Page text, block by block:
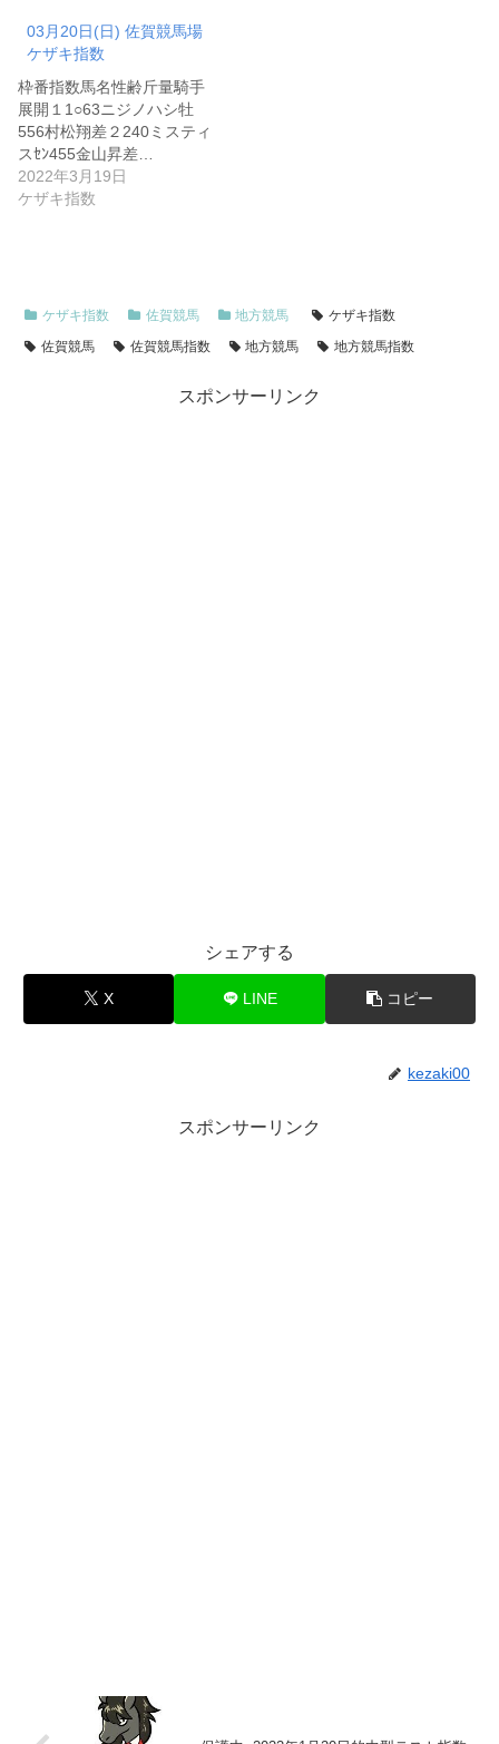
03月20日(日) 佐賀競馬場
ケザキ指数
枠番指数馬名性齢斤量騎手
展開１1○63ニジノハシ牡
556村松翔差２240ミスティ
スｾﾝ455金山昇差…
2022年3月19日
ケザキ指数
ケザキ指数 佐賀競馬 地方競馬
ケザキ指数
佐賀競馬
佐賀競馬指数 地方競馬 地方競馬指数
スポンサーリンク
シェアする
X LINE コピー
kezaki00
スポンサーリンク